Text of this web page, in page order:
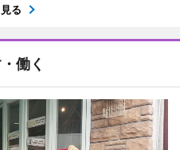
る
働く